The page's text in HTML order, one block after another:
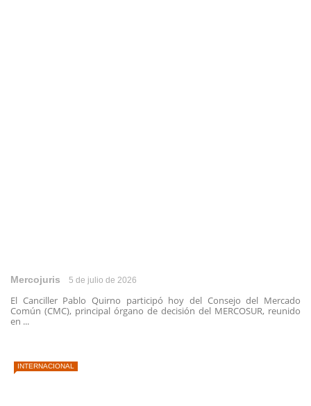
Mercojuris 5 de julio de 2026
El Canciller Pablo Quirno participó hoy del Consejo del Mercado
Común (CMC), principal órgano de decisión del MERCOSUR, reunido
en ...
INTERNACIONAL